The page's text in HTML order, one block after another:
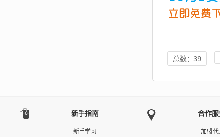
总数：39
新手指南
新手学习
合作服
加盟代